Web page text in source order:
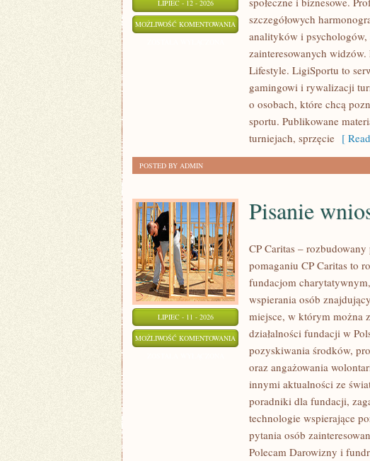
LIPIEC - 12 - 2026
MOŻLIWOŚĆ KOMENTOWANIA ANALIZY
PROGNOZY
szczegółowych
analityków i
zainteresowanych
Lifestyle. LigiSportu to
gamingowi i rywalizacji
o osobach, które chcą
sportu. Publikowane
turniejach, sprzęcie [
POSTED BY ADMIN
LIPIEC - 11 - 2026
MOŻLIWOŚĆ KOMENTOWANIA PISANIE
WNIOSKÓW
Pisanie
CP Caritas –
pomaganiu CP Caritas to
fundacjom
wspierania osób
miejsce, w którym można
działalności fundacji w
pozyskiwania środków,
oraz angażowania
innymi aktualności ze
poradniki dla fundacji,
technologie wspierające
pytania osób
Polecam Darowizny i